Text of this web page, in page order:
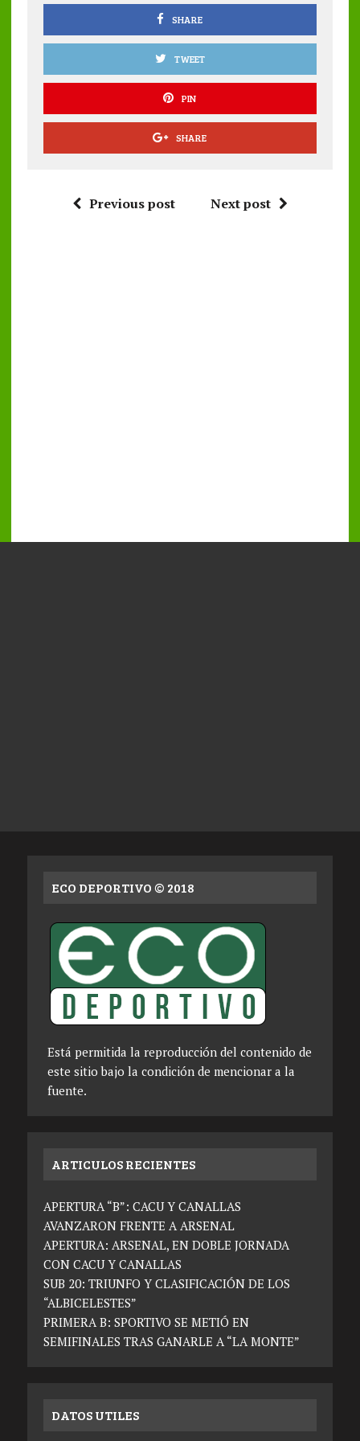
k p SHARE
TWEET
PIN
SHARE
Previous post Next post
ECO DEPORTIVO © 2018
Está permitida la reproducción del contenido de
este sitio bajo la condición de mencionar a la
fuente.
ARTICULOS RECIENTES
APERTURA “B”: CACU Y CANALLAS
AVANZARON FRENTE A ARSENAL
APERTURA: ARSENAL, EN DOBLE JORNADA
CON CACU Y CANALLAS
SUB 20: TRIUNFO Y CLASIFICACIÓN DE LOS
“ALBICELESTES”
PRIMERA B: SPORTIVO SE METIÓ EN
SEMIFINALES TRAS GANARLE A “LA MONTE”
DATOS UTILES